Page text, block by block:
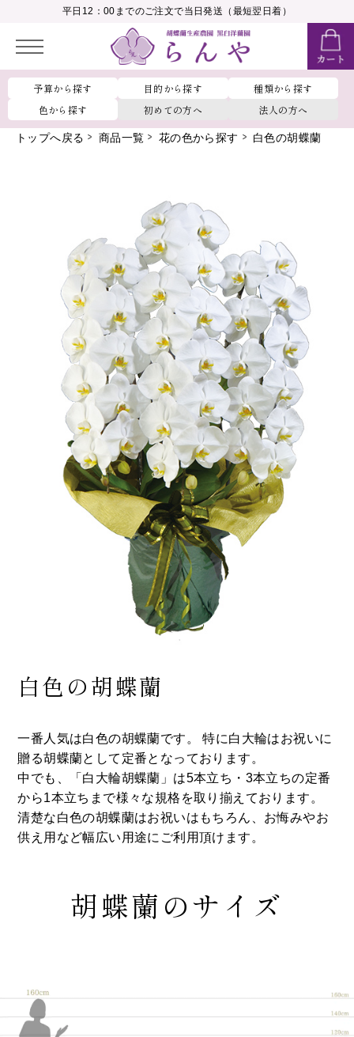
平日12：00までのご注文で当日発送（最短翌日着）
予算から探す 目的から探す
種類から探す
色から探す
初めての方へ 法人の方へ
会員ランク：__MEMBER_RANK_NAME__
トップへ戻る 商品一覧 花の色から探す 白色の胡蝶蘭
白色の胡蝶蘭
一番人気は白色の胡蝶蘭です。 特に白大輪はお祝いに
贈る胡蝶蘭として定番となっております。
中でも、「白大輪胡蝶蘭」は5本立ち・3本立ちの定番
から1本立ちまで様々な規格を取り揃えております。
清楚な白色の胡蝶蘭はお祝いはもちろん、お悔みやお
供え用など幅広い用途にご利用頂けます。
胡蝶蘭のサイズ